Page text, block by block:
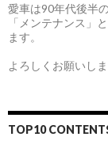
愛車は90年代後半
「メンテナンス」
ます。
よろしくお願いし
TOP10